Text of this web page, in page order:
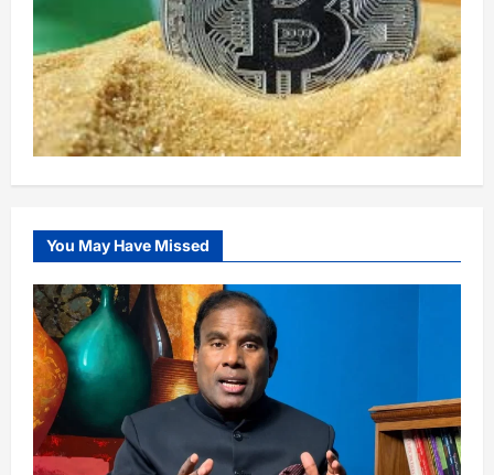
You May Have Missed